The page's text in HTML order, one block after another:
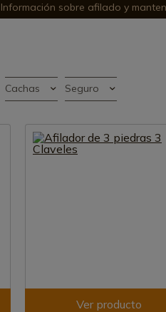
Información sobre afilado y
Cachas Seguro
Ver producto